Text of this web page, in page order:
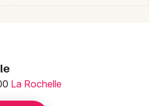
La Rochelle